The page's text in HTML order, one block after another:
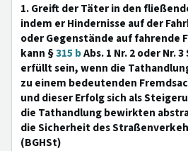
1. Greift der Täter in den
indem er Hindernisse auf der
oder Gegenstände auf fahrende
kann §315 bAbs. 1 Nr. 2 oder Nr.
erfüllt sein, wenn die
zu einem bedeutenden
und dieser Erfolg sich als
die Tathandlung bewirkten
die Sicherheit des
(BGHSt)